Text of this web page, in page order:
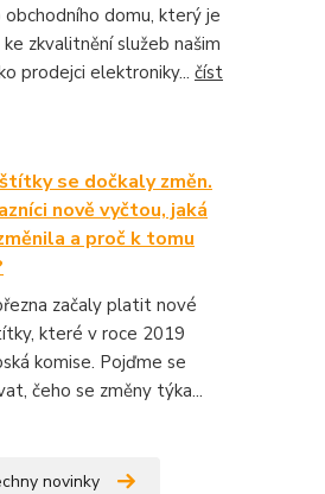
domu, který je
zkvalitnění služeb našim
prodejci elektroniky... číst
se dočkaly změn.
nově vyčtou, jaká
a proč k tomu
začaly platit nové
které v roce 2019
komise. Pojďme se
čeho se změny týka...
novinky